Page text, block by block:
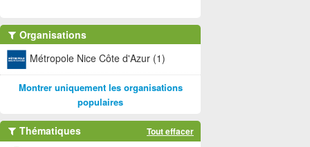
Organisations
Métropole Nice Côte d'Azur (1)
Montrer uniquement les organisations
populaires
Thématiques Tout effacer